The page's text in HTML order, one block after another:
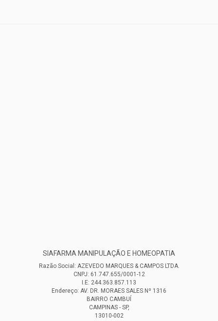
SIAFARMA MANIPULAÇÃO E HOMEOPATIA
Razão Social: AZEVEDO MARQUES & CAMPOS LTDA.
CNPJ: 61.747.655/0001-12
I.E: 244.363.857.113
Endereço: AV. DR. MORAES SALES Nº 1316
BAIRRO CAMBUÍ
CAMPINAS - SP,
13010-002